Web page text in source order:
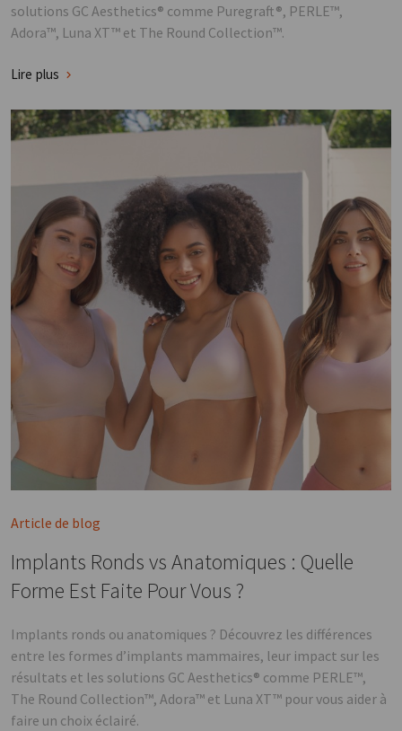
solutions GC Aesthetics® comme Puregraft®, PERLE™,
Adora™, Luna XT™ et The Round Collection™.
Lire plus
Article de blog
Implants Ronds vs Anatomiques : Quelle
Forme Est Faite Pour Vous ?
Implants ronds ou anatomiques ? Découvrez les différences
entre les formes d’implants mammaires, leur impact sur les
résultats et les solutions GC Aesthetics® comme PERLE™,
The Round Collection™, Adora™ et Luna XT™ pour vous aider à
faire un choix éclairé.